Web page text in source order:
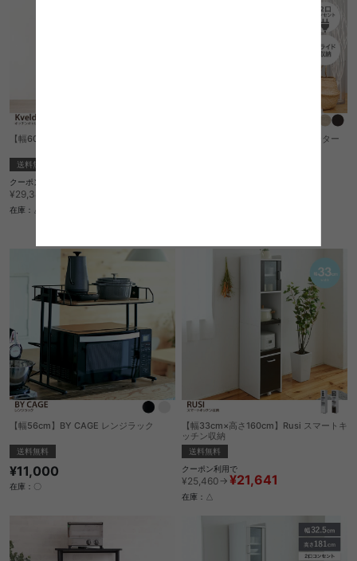
【幅60cm】Kveld キッチンキャビネット
送料無料
クーポン利用で
¥29,380→
在庫：△
【幅60cm】Rodas キッチンカウンター
【幅56cm】BY CAGE レンジラック
送料無料
¥11,000
在庫：〇
【幅33cm×高さ160cm】Rusi スマートキ
ッチン収納
送料無料
クーポン利用で
¥25,460→ ¥21,641
在庫：△